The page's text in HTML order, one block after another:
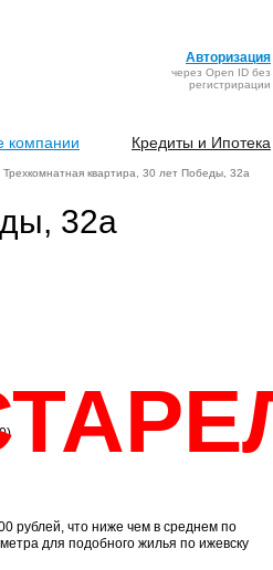
Авторизация
через Open ID без
регистрирации
Кредиты и Ипотека
компании
квартира, 30 лет Победы, 32а
32а
рублей, что ниже чем в среднем по
для подобного жилья по ижевску